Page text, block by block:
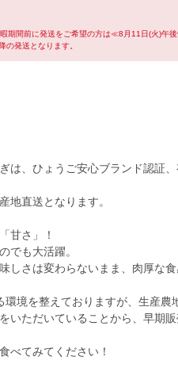
期間前に発送をご希望の方は≪8月11日(火)午
の発送となります。
は、ひょうご安心ブランド認証
地直送となります。
甘さ」！
でも大活躍。
しさは変わらないまま、肉厚な
境を整えておりますが、生産農
いただいていることから、早期
べてみてください！